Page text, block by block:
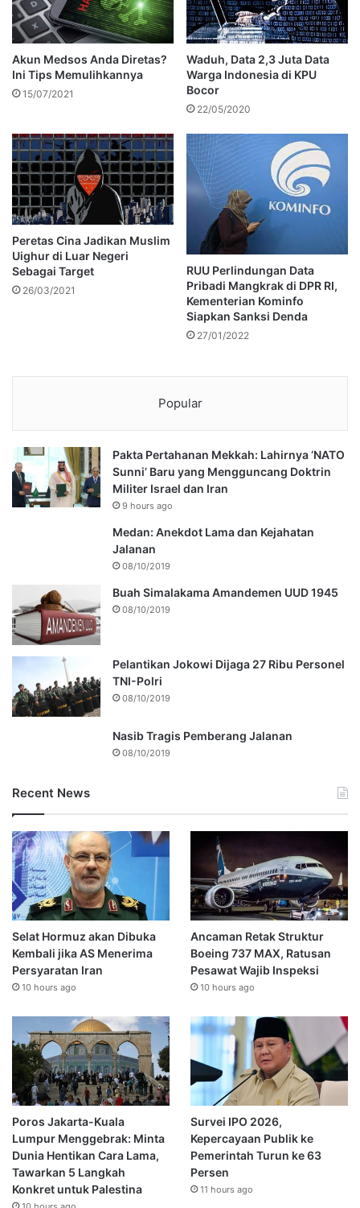
Akun Medsos Anda Diretas?
Ini Tips Memulihkannya
15/07/2021
Waduh, Data 2,3 Juta Data
Warga Indonesia di KPU
Bocor
22/05/2020
Peretas Cina Jadikan Muslim
Uighur di Luar Negeri
Sebagai Target
26/03/2021
RUU Perlindungan Data
Pribadi Mangkrak di DPR RI,
Kementerian Kominfo
Siapkan Sanksi Denda
27/01/2022
Popular
Pakta Pertahanan Mekkah: Lahirnya ‘NATO
Sunni’ Baru yang Mengguncang Doktrin
Militer Israel dan Iran
9 hours ago
Medan: Anekdot Lama dan Kejahatan
Jalanan
08/10/2019
Buah Simalakama Amandemen UUD 1945
08/10/2019
Pelantikan Jokowi Dijaga 27 Ribu Personel
TNI-Polri
08/10/2019
Nasib Tragis Pemberang Jalanan
08/10/2019
Recent News
Selat Hormuz akan Dibuka
Kembali jika AS Menerima
Persyaratan Iran
10 hours ago
Ancaman Retak Struktur
Boeing 737 MAX, Ratusan
Pesawat Wajib Inspeksi
10 hours ago
Poros Jakarta-Kuala
Lumpur Menggebrak: Minta
Dunia Hentikan Cara Lama,
Tawarkan 5 Langkah
Konkret untuk Palestina
Survei IPO 2026,
Kepercayaan Publik ke
Pemerintah Turun ke 63
Persen
11 hours ago